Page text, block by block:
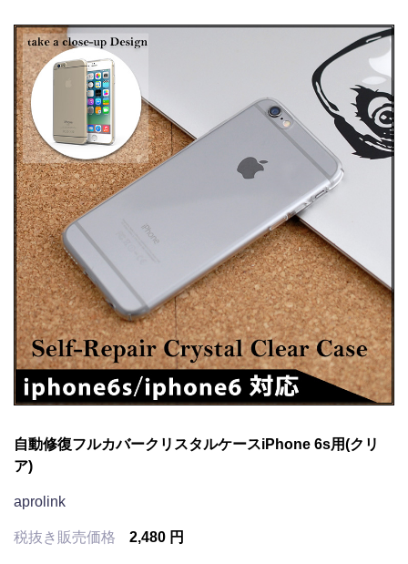
自動修復フルカバークリスタルケースiPhone 6s用(クリ
ア)
aprolink
税抜き販売価格 2,480 円